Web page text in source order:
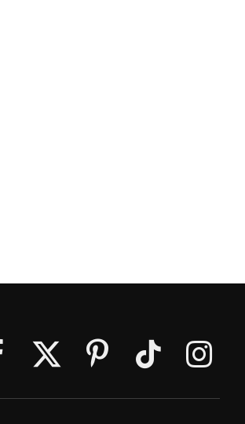
FacebookX
Pinterest TikTok